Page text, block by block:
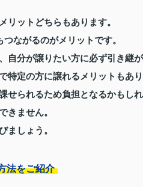
リットどちらもあります。
ながるのがメリットです。
分が譲りたい方に必ず引き継が
定の方に譲れるメリットもあり
られるため負担となるかもしれ
きません。
ましょう。
法をご紹介